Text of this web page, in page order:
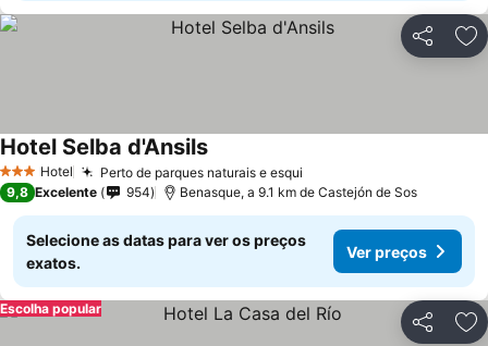
Partilhar
3 EstrelasHotel Perto de parques naturais e esqui
Hotel Selba d'AnsilsVer preços
9,8 Excelente 954 Benasque, a 9.1 km de Castejón de Sos
Selecione as datas para ver os preços
exatos.
Ver preços
Partilhar
Escolha popular